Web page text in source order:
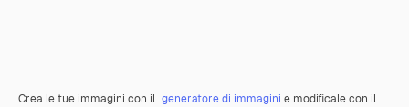
Crea le tue immagini con il generatore di immagini e modificale con il